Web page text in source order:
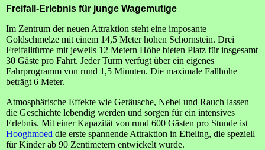
Freifall-Erlebnis für junge Wagemutige
Im Zentrum der neuen Attraktion steht eine imposante
Goldschmelze mit einem 14,5 Meter hohen Schornstein. Drei
Freifalltürme mit jeweils 12 Metern Höhe bieten Platz für insgesamt
30 Gäste pro Fahrt. Jeder Turm verfügt über ein eigenes
Fahrprogramm von rund 1,5 Minuten. Die maximale Fallhöhe
beträgt 6 Meter.
Atmosphärische Effekte wie Geräusche, Nebel und Rauch lassen
die Geschichte lebendig werden und sorgen für ein intensives
Erlebnis. Mit einer Kapazität von rund 600 Gästen pro Stunde ist
Hooghmoed die erste spannende Attraktion in Efteling, die speziell
für Kinder ab 90 Zentimetern entwickelt wurde.